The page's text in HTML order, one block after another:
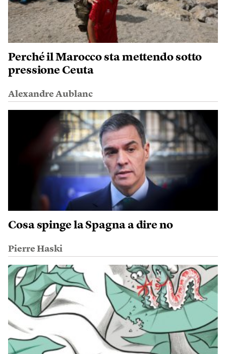
Perché il Marocco sta mettendo sotto
pressione Ceuta
Alexandre Aublanc
Cosa spinge la Spagna a dire no
Pierre Haski